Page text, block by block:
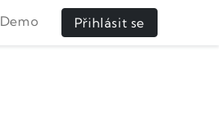
Demo Přihlásit se